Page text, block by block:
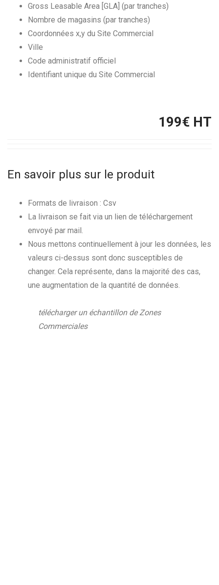
Gross Leasable Area [GLA] (par tranches)
Nombre de magasins (par tranches)
Coordonnées x,y du Site Commercial
Ville
Code administratif officiel
Identifiant unique du Site Commercial
199€ HT
En savoir plus sur le produit
Formats de livraison : Csv
La livraison se fait via un lien de téléchargement
envoyé par mail.
Nous mettons continuellement à jour les données, les
valeurs ci-dessus sont donc susceptibles de
changer. Cela représente, dans la majorité des cas,
une augmentation de la quantité de données.
télécharger un échantillon de Zones
Commerciales